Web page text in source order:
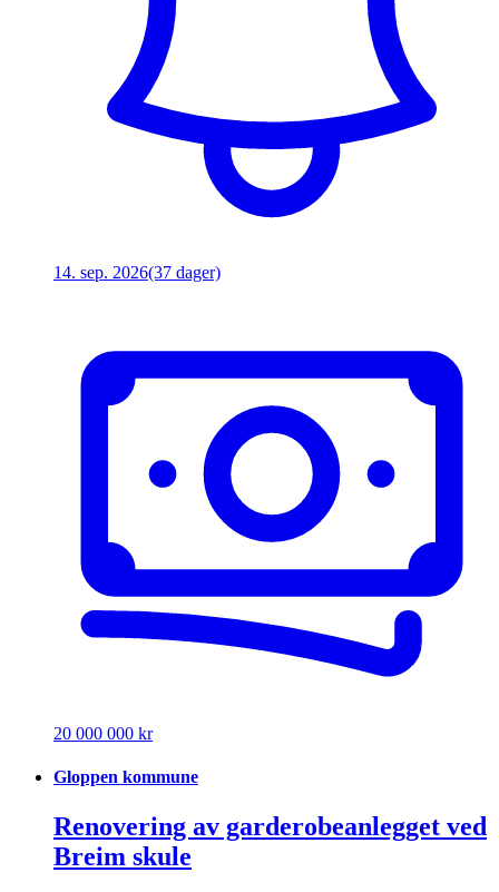
14. sep. 2026(37 dager)
20 000 000 kr
Gloppen kommune
Renovering av garderobeanlegget ved
Breim skule